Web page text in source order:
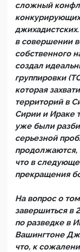
сложный
в совершении
собственного
создал
группировки
которая
территорий в
Сирии и Ираке
уже были
серьезной
продолжаются,
что в
прекращения
На вопрос о
завершиться в
по разведке в
Вашингтоне
что, к